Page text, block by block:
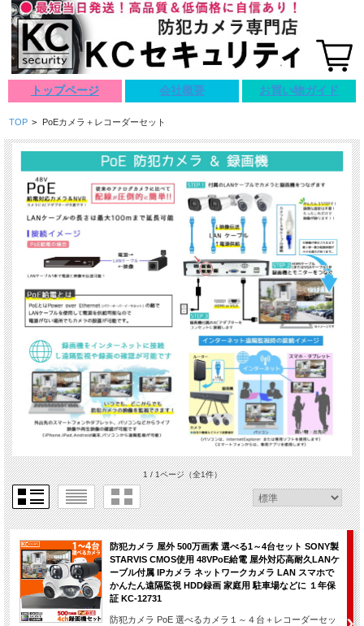
トップページ 会社概要 お買い物ガイド
TOP > PoEカメラ＋レコーダーセット
1 / 1ページ（全1件）
防犯カメラ 屋外 500万画素 選べる1～4台セット SONY製
STARVIS CMOS使用 48VPoE給電 屋外対応高耐久LANケ
ーブル付属 IPカメラ ネットワークカメラ LAN スマホで
かんたん遠隔監視 HDD録画 家庭用 駐車場などに １年保
証 KC-12731
防犯カメラ PoE 選べるカメラ１～４台＋レコーダーセッ